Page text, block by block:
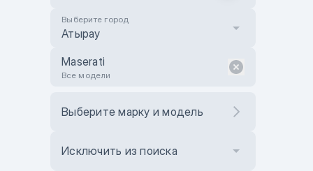
Выберите город
Атырау
Maserati
Все модели
Выберите марку и модель
Исключить из поиска